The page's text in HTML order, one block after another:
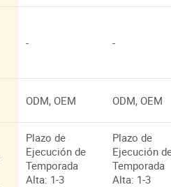
- -
ODM, OEM ODM, OEM
Plazo de
Ejecución de
Temporada
Alta: 1-3
Plazo de
Ejecución
Temporada
Alta: 1-3